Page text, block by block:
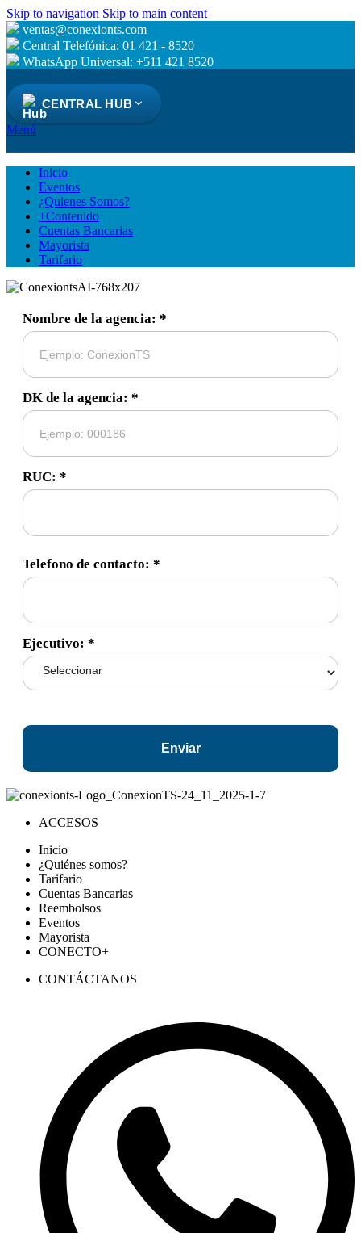
Skip to navigation Skip to main content
ventas@conexionts.com
Central Telefónica: 01 421 - 8520
WhatsApp Universal: +511 421 8520
CENTRAL HUB
Menú
Inicio
Eventos
¿Quienes Somos?
+Contenido
Cuentas Bancarias
Mayorista
Tarifario
Nombre de la agencia: *
DK de la agencia: *
RUC: *
Telefono de contacto: *
Ejecutivo: *
Enviar
ACCESOS
Inicio
¿Quiénes somos?
Tarifario
Cuentas Bancarias
Reembolsos
Eventos
Mayorista
CONECTO+
CONTÁCTANOS